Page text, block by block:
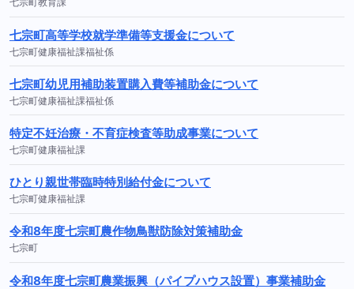
七宗町高等学校就学準備等支援金について
七宗町健康福祉課福祉係
七宗町幼児用補助装置購入費等補助金について
七宗町健康福祉課福祉係
特定不妊治療・不育症検査等助成事業について
七宗町健康福祉課
ひとり親世帯臨時特別給付金について
七宗町健康福祉課
令和8年度七宗町農作物鳥獣防除対策補助金
七宗町
令和8年度七宗町農業振興（パイプハウス設置）事業補助金